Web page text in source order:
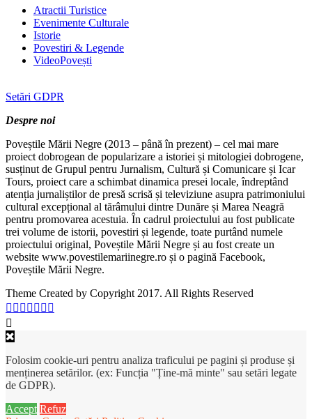
Atractii Turistice
Evenimente Culturale
Istorie
Povestiri & Legende
VideoPovești
Setări GDPR
Despre noi
Poveștile Mării Negre (2013 – până în prezent) – cel mai mare
proiect dobrogean de popularizare a istoriei și mitologiei dobrogene,
susținut de Grupul pentru Jurnalism, Cultură și Comunicare și Icar
Tours, proiect care a schimbat dinamica presei locale, îndreptând
atenția jurnaliștilor de presă scrisă și televiziune asupra patrimoniului
cultural excepțional al tărâmului dintre Dunăre și Marea Neagră
pentru promovarea acestuia. În cadrul proiectului au fost publicate
trei volume de istorii, povestiri și legende, toate purtând numele
proiectului original, Poveștile Mării Negre și au fost create un
website www.povestilemariinegre.ro și o pagină Facebook,
Poveștile Mării Negre.
Theme Created by Copyright 2017. All Rights Reserved
Folosim cookie-uri pentru analiza traficului pe pagini și produse și
menținerea setărilor. (ex: Funcția "Ține-mă minte" sau setări legate
de GDPR).
Accept Refuz